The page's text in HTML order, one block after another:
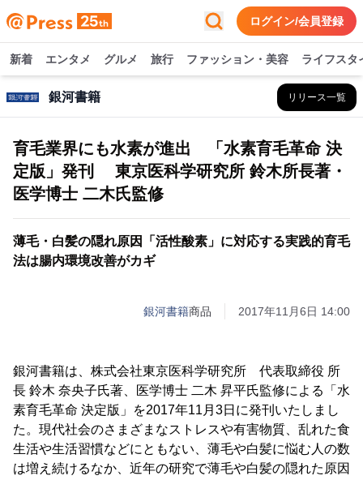
ログイン/会員登録
新着 エンタメ グルメ 旅行 ファッション・美容 ライフスタ
銀河書籍 リリース一覧
育毛業界にも水素が進出 「水素育毛革命 決
定版」発刊 東京医科学研究所 鈴木所長著・
医学博士 二木氏監修
薄毛・白髪の隠れ原因「活性酸素」に対応する実践的育毛
法は腸内環境改善がカギ
銀河書籍商品 2017年11月6日 14:00
銀河書籍は、株式会社東京医科学研究所 代表取締役 所
長 鈴木 奈央子氏著、医学博士 二木 昇平氏監修による「水
素育毛革命 決定版」を2017年11月3日に発刊いたしまし
た。現代社会のさまざまなストレスや有害物質、乱れた食
生活や生活習慣などにともない、薄毛や白髪に悩む人の数
は増え続けるなか、近年の研究で薄毛や白髪の隠れた原因